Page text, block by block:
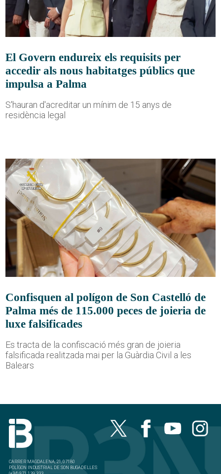
El Govern endureix els requisits per
accedir als nous habitatges públics que
impulsa a Palma
S'hauran d'acreditar un mínim de 15 anys de
residència legal
Confisquen al polígon de Son Castelló de
Palma més de 115.000 peces de joieria de
luxe falsificades
Es tracta de la confiscació més gran de joieria
falsificada realitzada mai per la Guàrdia Civil a les
Balears
CARRER MAGDALENA, 21, 07180
POLÍGON INDUSTRIAL DE SON BUGADELLES